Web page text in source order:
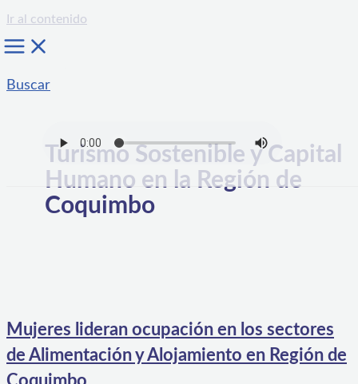
Ir al contenido
Buscar
Turismo Sostenible y Capital
Humano en la Región de
Coquimbo
Mujeres lideran ocupación en los sectores
de Alimentación y Alojamiento en Región de